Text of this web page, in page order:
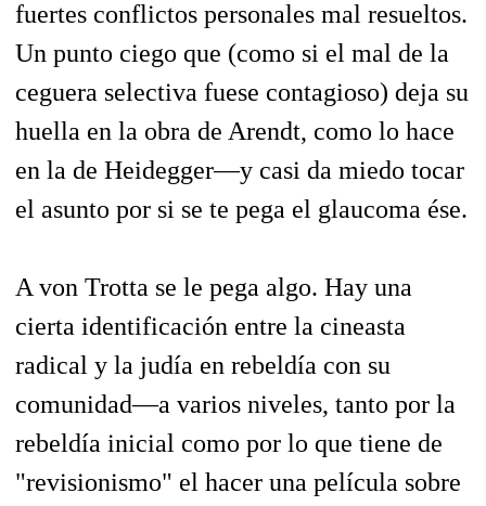
fuertes conflictos personales mal resueltos.
Un punto ciego que (como si el mal de la
ceguera selectiva fuese contagioso) deja su
huella en la obra de Arendt, como lo hace
en la de Heidegger—y casi da miedo tocar
el asunto por si se te pega el glaucoma ése.
A von Trotta se le pega algo. Hay una
cierta identificación entre la cineasta
radical y la judía en rebeldía con su
comunidad—a varios niveles, tanto por la
rebeldía inicial como por lo que tiene de
"revisionismo" el hacer una película sobre